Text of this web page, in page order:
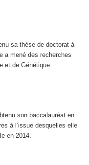
sa thèse de doctorat à
a mené des recherches
et de Génétique
son baccalauréat en
à l’issue desquelles elle
en 2014.